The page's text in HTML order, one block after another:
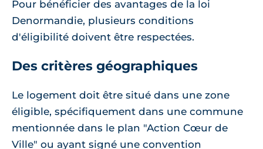
Pour bénéficier des avantages de la loi
Denormandie, plusieurs conditions
d'éligibilité doivent être respectées.
Des critères géographiques
Le logement doit être situé dans une zone
éligible, spécifiquement dans une commune
mentionnée dans le plan "Action Cœur de
Ville" ou ayant signé une convention